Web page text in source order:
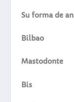
Su forma de
Bilbao
Mastodonte
Bis